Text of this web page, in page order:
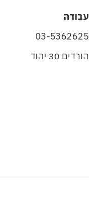
עבודה
03-5362625
הורדים 30 יהוד